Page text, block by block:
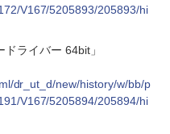
V167/5205893/205893/hi
ドライバー 64bit」
dr_ut_d/new/history/w/bb/p
V167/5205894/205894/hi